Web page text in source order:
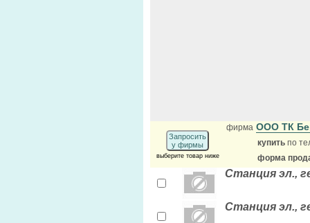
Запросить
у фирмы
выберите товар ниже
фирма ООО ТК
купить по
форма
Станция эл.,
Станция эл.,